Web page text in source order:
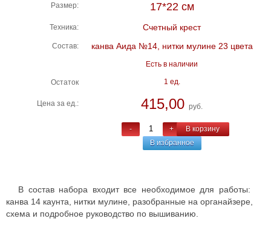
Размер: 17*22 см
Техника: Счетный крест
Состав: канва Аида №14, нитки мулине 23 цвета
Есть в наличии
Остаток 1 ед.
Цена за ед.: 415,00 руб.
- +
В корзину
В избранное
В состав набора входит все необходимое для работы:
канва 14 каунта, нитки мулине, разобранные на органайзере,
схема и подробное руководство по вышиванию.